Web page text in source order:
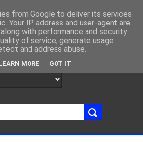
from Google to deliver its services
Your IP address and user-agent are
with performance and security
of service, generate usage
and address abuse.
MORE GOT IT